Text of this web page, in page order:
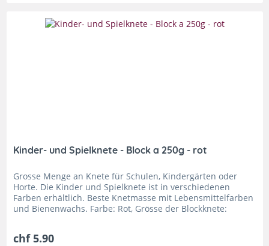
Kinder- und Spielknete - Block a 250g - rot
Grosse Menge an Knete für Schulen, Kindergärten oder
Horte. Die Kinder und Spielknete ist in verschiedenen
Farben erhältlich. Beste Knetmasse mit Lebensmittelfarben
und Bienenwachs. Farbe: Rot, Grösse der Blockknete:
chf 5.90